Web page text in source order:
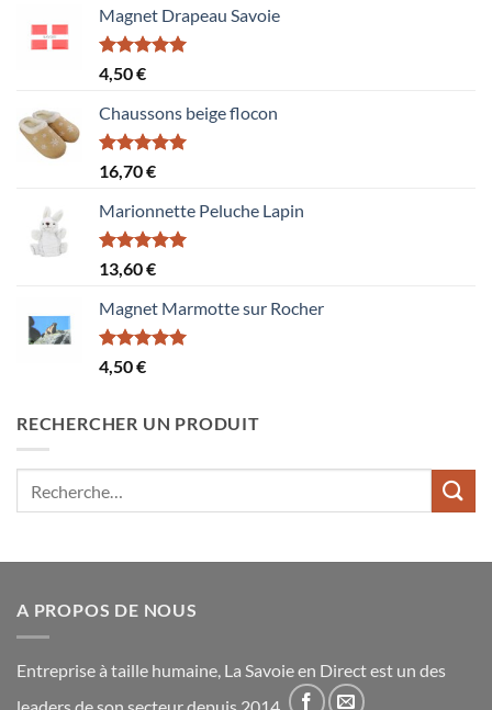
Magnet Drapeau Savoie
Note5.00
sur 5
4,50€
Chaussons beige flocon
Note5.00
sur 5
16,70€
Marionnette Peluche Lapin
Note5.00
sur 5
13,60€
Magnet Marmotte sur Rocher
Note5.00
sur 5
4,50€
RECHERCHER UN PRODUIT
A PROPOS DE NOUS
Entreprise à taille humaine, La Savoie en Direct est un des
leaders de son secteur depuis 2014.